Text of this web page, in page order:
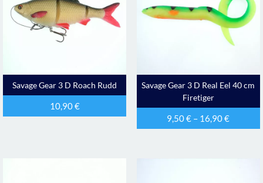
Savage Gear 3 D Roach Rudd
10,90€
Savage Gear 3 D Real Eel 40 cm
Firetiger
9,50€ – 16,90€